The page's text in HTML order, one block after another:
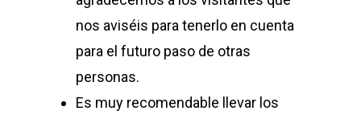
nos aviséis para tenerlo en cuenta
para el futuro paso de otras
personas.
Es muy recomendable llevar los